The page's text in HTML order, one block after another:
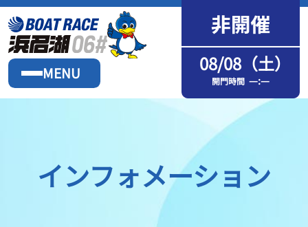
MENU 08/08（土）
開門時間 —:—
インフォメーション